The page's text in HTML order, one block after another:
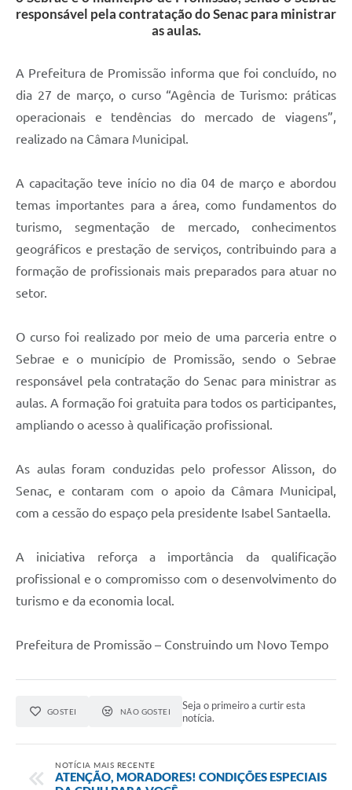
Reforma Agrária
Empreendedores
Galeria de Vídeos
Contas Públicas
Legislação
Transparência
Sic
Notícias
responsável pela contratação do Senac para ministrar
as aulas.
A Prefeitura de Promissão informa que foi concluído, no
dia 27 de março, o curso “Agência de Turismo: práticas
operacionais e tendências do mercado de viagens”,
realizado na Câmara Municipal.
A capacitação teve início no dia 04 de março e abordou
temas importantes para a área, como fundamentos do
turismo, segmentação de mercado, conhecimentos
geográficos e prestação de serviços, contribuindo para a
formação de profissionais mais preparados para atuar no
setor.
O curso foi realizado por meio de uma parceria entre o
Sebrae e o município de Promissão, sendo o Sebrae
responsável pela contratação do Senac para ministrar as
aulas. A formação foi gratuita para todos os participantes,
ampliando o acesso à qualificação profissional.
As aulas foram conduzidas pelo professor Alisson, do
Senac, e contaram com o apoio da Câmara Municipal,
com a cessão do espaço pela presidente Isabel Santaella.
A iniciativa reforça a importância da qualificação
profissional e o compromisso com o desenvolvimento do
turismo e da economia local.
Prefeitura de Promissão – Construindo um Novo Tempo
GOSTEI NÃO GOSTEI
Seja o primeiro a curtir esta
notícia.
NOTÍCIA MAIS RECENTE
ATENÇÃO, MORADORES! CONDIÇÕES ESPECIAIS